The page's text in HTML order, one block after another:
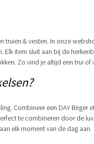
truien & vesten. In onze
Elk item sluit aan bij de
Zo vind je altijd een trui
Combineer een DAY
te combineren door de
elk moment van de dag aan.